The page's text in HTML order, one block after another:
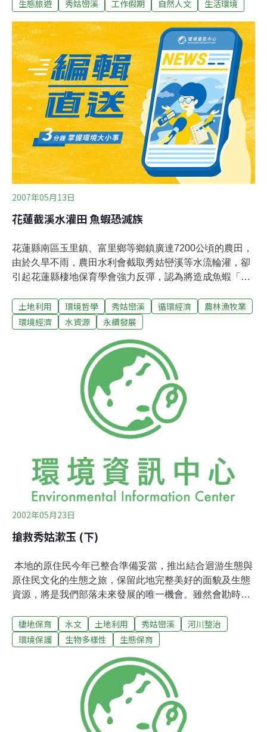
但身體的「節奏」對了，人與人之間的和諧度、自由度夠
識者並肩而行，聊天甚至高聲唱和。但我喜歡一個人走在
隊伍後方，刻意和人群保持距離；不是孤僻，只是希望將
主要目光聚集在沿途風情、更敏睿於前進時的身體律動。
行程安排得很從容，絕不需趕時間、拚腳力。靈感來了，
路旁一坐，就寫起來吧。美景當前，當然是擺出最好的姿
態，入鏡！綿密的雨絲，輕悄悄落下，並不成肩上的負
荷。倒為眼前的山稜線披上一件薄紗，令人以為置身於偶
像劇拍片場景。仰望天空，隨時有令人驚喜的彩排。這趟
行旅還有多聽覺的宴饗──蟲鳴、鳥鳴、還有像山羌叫的浪
濤聲，而這些僅能請看觀親自走訪才能體會了！我們
生態旅遊 秀姑巒溪 工作假期 自然人文 生活環境
2007年05月13日
花蓮截溪水灌田 魚蝦恐滅族
花蓮縣南區玉里鎮、富里鄉等鄉鎮廣達7200公頃的農田，
由於久旱不雨，農田水利會截取秀姑巒溪等水流輪灌，卻
引起花蓮縣棲地保育學會強力反彈，認為將造成魚蝦「滅
水利會表示，以「人」為本，已經顧不了「魚蝦」了。花
蓮縣棲地保育學會理事長傅元陽表示，花蓮的溪流水族一
會截流的人為破壞有關。他強力要求農田水利會不要把溪
水全部截走，應該留給水族「生路」。花蓮農田水利會富
里工作站長彭金山表示，目前正值水稻孕穗期，水分不夠
將導致稻穗不飽實、不結穗，因此才向河川局申請獲准
後，在秀姑巒溪截流做為農田「輪灌」之用。
土地利用 環境哲學 秀姑巒溪 循環經濟
農林漁牧業
環境經濟
水資源 永續發展
2002年05月23日
搶救秀姑漱玉 (下)
本地的原住民今年已整合準備妥當，推出結合迴游生態與
原住民文化的生態之旅，保留此地完整美好的面貌及生態
資源，將是我們部落未來發展的唯一機會。雖然會勘時有
並不是村內多數人的意見，絕大多數的村民都很珍視溪口
優美的自然環境，就像今年四月蘭嶼椰油灣的海堤事件一
才發包築堤，但是公聽會上全體參加鄉民卻一致反對築
堤。秀姑巒溪口早已是東海岸重要的風景據點，更是生態
景觀敏感區，此地有保育類動物（高身鏟頷魚和鱸鰻），
也是海岸保護區（內政部公告），兩岸的地質環境穩定，
只是前年暴雨水漲，曾淹及北岸泛舟休息站，造成部份損
棲地保育 水文 土地利用 秀姑巒溪
河川整治
環境保護
生物多樣性 生態保育